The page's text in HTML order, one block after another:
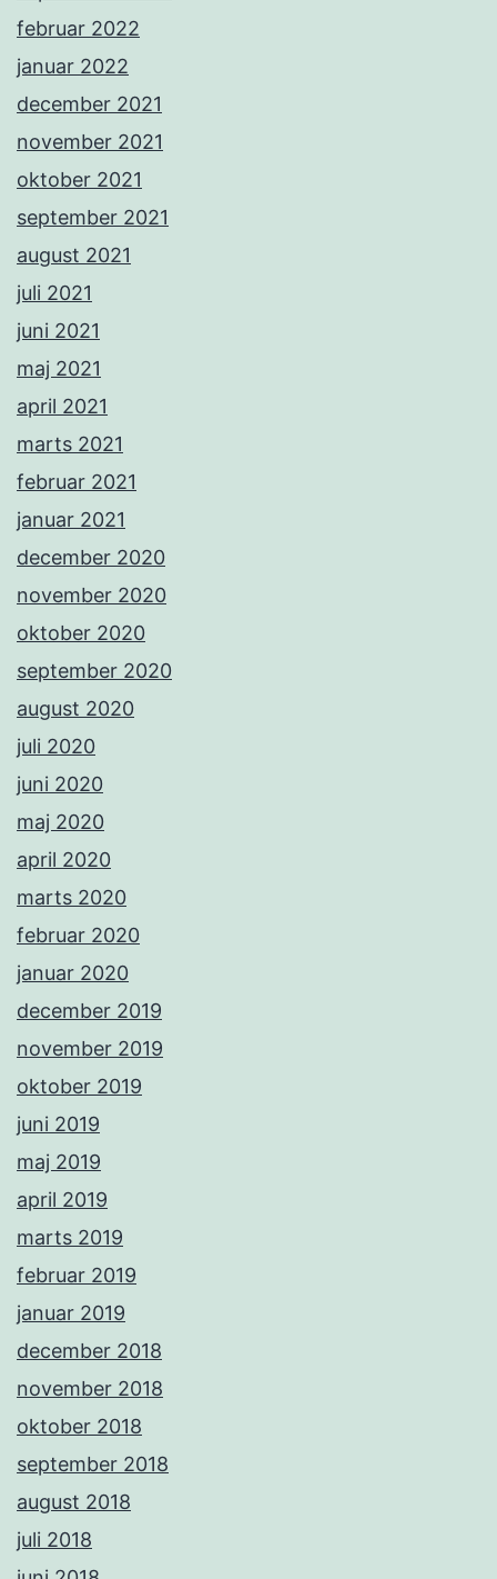
februar 2022
januar 2022
december 2021
november 2021
oktober 2021
september 2021
august 2021
juli 2021
juni 2021
maj 2021
april 2021
marts 2021
februar 2021
januar 2021
december 2020
november 2020
oktober 2020
september 2020
august 2020
juli 2020
juni 2020
maj 2020
april 2020
marts 2020
februar 2020
januar 2020
december 2019
november 2019
oktober 2019
juni 2019
maj 2019
april 2019
marts 2019
februar 2019
januar 2019
december 2018
november 2018
oktober 2018
september 2018
august 2018
juli 2018